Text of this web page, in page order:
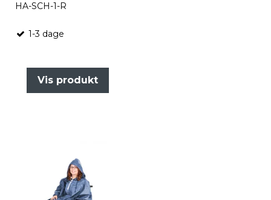
HA-SCH-1-R
1-3 dage
Vis produkt